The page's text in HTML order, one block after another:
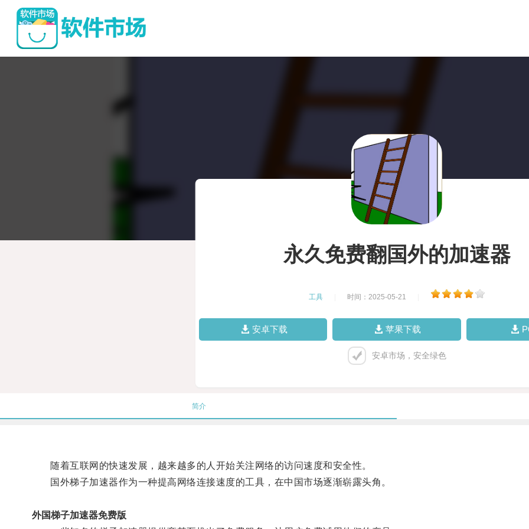
永久免费翻国外的加速器
工具 时间：2025-05-21
安卓下载 苹果下载
安卓市场，安全绿色
简介
随着互联网的快速发展，越来越多的人开始关注网络的访问速度和安全性。
国外梯子加速器作为一种提高网络连接速度的工具，在中国市场逐渐崭露头角。
外国梯子加速器免费版